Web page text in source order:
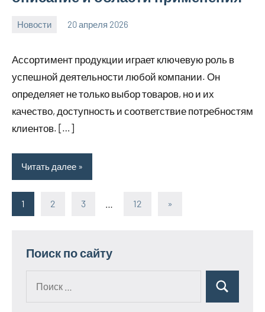
Новости 20 апреля 2026
Ассортимент продукции играет ключевую роль в
успешной деятельности любой компании. Он
определяет не только выбор товаров, но и их
качество, доступность и соответствие потребностям
клиентов. […]
Читать далее
Пагинация
1 2 3 12
Следующие
»
Поиск по сайту
Поиск